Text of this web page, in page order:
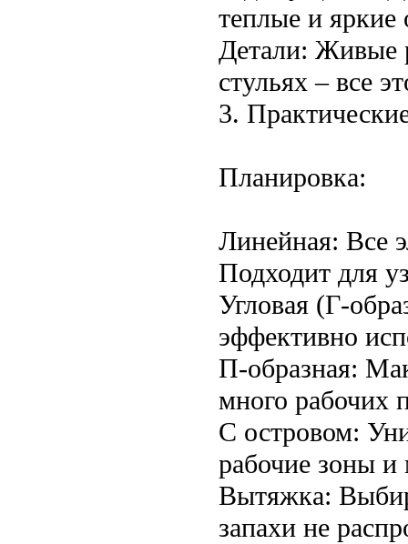
теплые и яркие
Детали: Живые
стульях – все
3.
Планировка:
Линейная: Все
Подходит для
Угловая (Г-
эффективно
П-образная:
много рабочих
С островом:
рабочие зоны
Вытяжка:
запахи не